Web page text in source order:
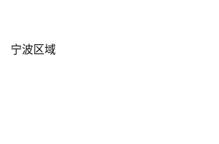
宁波区域